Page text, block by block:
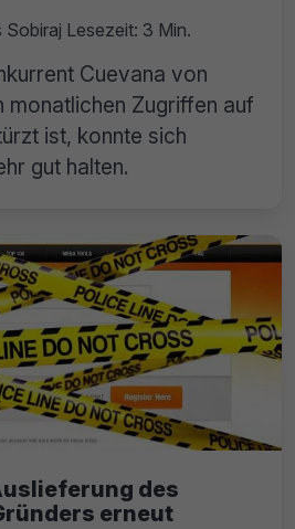
Sobiraj Lesezeit: 3 Min.
Cuevana von
monatlichen Zugriffen auf
ist, konnte sich
gut halten.
des
erneut